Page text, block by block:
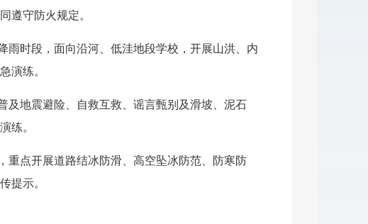
遵守防火规定。
雨时段，面向沿河、低洼地段学校，开展山洪、内
演练。
及地震避险、自救互救、谣言甄别及滑坡、泥石
练。
重点开展道路结冰防滑、高空坠冰防范、防寒防
提示。